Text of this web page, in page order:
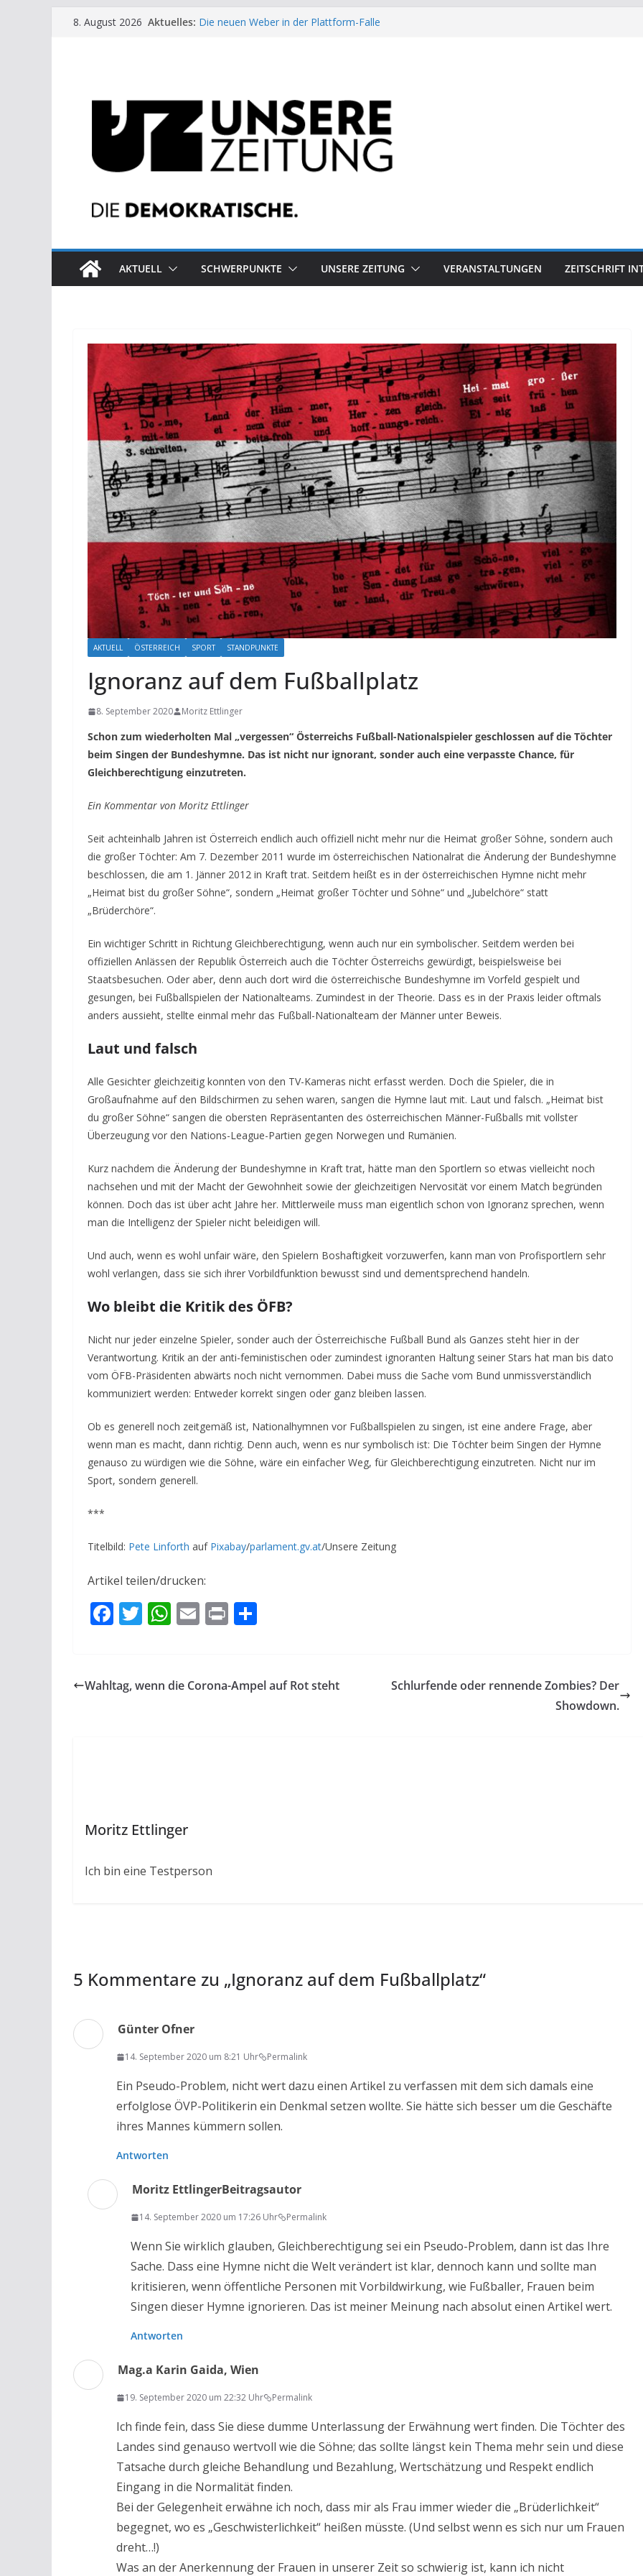
Zum8. August 2026 Aktuelles: Die neuen Weber in der Plattform-Falle
AKTUELL SCHWERPUNKTE UNSERE ZEITUNG VERANSTALTUNGEN ZEITSCHRIFT
AKTUELL ÖSTERREICH SPORT STANDPUNKTE
Ignoranz auf dem Fußballplatz
8. September 2020 Moritz Ettlinger
Schon zum wiederholten Mal „vergessen“ Österreichs Fußball-Nationalspieler geschlossen auf die Töchter
beim Singen der Bundeshymne. Das ist nicht nur ignorant, sonder auch eine verpasste Chance, für
Gleichberechtigung einzutreten.
Ein Kommentar von Moritz Ettlinger
Seit achteinhalb Jahren ist Österreich endlich auch offiziell nicht mehr nur die Heimat großer Söhne, sondern auch
die großer Töchter: Am 7. Dezember 2011 wurde im österreichischen Nationalrat die Änderung der Bundeshymne
beschlossen, die am 1. Jänner 2012 in Kraft trat. Seitdem heißt es in der österreichischen Hymne nicht mehr
„Heimat bist du großer Söhne“, sondern „Heimat großer Töchter und Söhne“ und „Jubelchöre“ statt
„Brüderchöre“.
Ein wichtiger Schritt in Richtung Gleichberechtigung, wenn auch nur ein symbolischer. Seitdem werden bei
offiziellen Anlässen der Republik Österreich auch die Töchter Österreichs gewürdigt, beispielsweise bei
Staatsbesuchen. Oder aber, denn auch dort wird die österreichische Bundeshymne im Vorfeld gespielt und
gesungen, bei Fußballspielen der Nationalteams. Zumindest in der Theorie. Dass es in der Praxis leider oftmals
anders aussieht, stellte einmal mehr das Fußball-Nationalteam der Männer unter Beweis.
Laut und falsch
Alle Gesichter gleichzeitig konnten von den TV-Kameras nicht erfasst werden. Doch die Spieler, die in
Großaufnahme auf den Bildschirmen zu sehen waren, sangen die Hymne laut mit. Laut und falsch. „Heimat bist
du großer Söhne“ sangen die obersten Repräsentanten des österreichischen Männer-Fußballs mit vollster
Überzeugung vor den Nations-League-Partien gegen Norwegen und Rumänien.
Kurz nachdem die Änderung der Bundeshymne in Kraft trat, hätte man den Sportlern so etwas vielleicht noch
nachsehen und mit der Macht der Gewohnheit sowie der gleichzeitigen Nervosität vor einem Match begründen
können. Doch das ist über acht Jahre her. Mittlerweile muss man eigentlich schon von Ignoranz sprechen, wenn
man die Intelligenz der Spieler nicht beleidigen will.
Und auch, wenn es wohl unfair wäre, den Spielern Boshaftigkeit vorzuwerfen, kann man von Profisportlern sehr
wohl verlangen, dass sie sich ihrer Vorbildfunktion bewusst sind und dementsprechend handeln.
Wo bleibt die Kritik des ÖFB?
Nicht nur jeder einzelne Spieler, sonder auch der Österreichische Fußball Bund als Ganzes steht hier in der
Verantwortung. Kritik an der anti-feministischen oder zumindest ignoranten Haltung seiner Stars hat man bis dato
vom ÖFB-Präsidenten abwärts noch nicht vernommen. Dabei muss die Sache vom Bund unmissverständlich
kommuniziert werden: Entweder korrekt singen oder ganz bleiben lassen.
Ob es generell noch zeitgemäß ist, Nationalhymnen vor Fußballspielen zu singen, ist eine andere Frage, aber
wenn man es macht, dann richtig. Denn auch, wenn es nur symbolisch ist: Die Töchter beim Singen der Hymne
genauso zu würdigen wie die Söhne, wäre ein einfacher Weg, für Gleichberechtigung einzutreten. Nicht nur im
Sport, sondern generell.
***
Titelbild: Pete Linforth auf Pixabay/parlament.gv.at/Unsere Zeitung
Artikel teilen/drucken:
F
b
T
er
W
s
E
l
Pr
n
Wahltag, wenn die Corona-Ampel auf Rot steht
Schlurfende oder rennende Zombies? Der
Showdown.
Moritz Ettlinger
Ich bin eine Testperson
5 Kommentare zu „Ignoranz auf dem Fußballplatz“
Günter Ofner
14. September 2020 um 8:21 Uhr Permalink
Ein Pseudo-Problem, nicht wert dazu einen Artikel zu verfassen mit dem sich damals eine
erfolglose ÖVP-Politikerin ein Denkmal setzen wollte. Sie hätte sich besser um die Geschäfte
ihres Mannes kümmern sollen.
Antworten
Moritz EttlingerBeitragsautor
14. September 2020 um 17:26 Uhr Permalink
Wenn Sie wirklich glauben, Gleichberechtigung sei ein Pseudo-Problem, dann ist das Ihre
Sache. Dass eine Hymne nicht die Welt verändert ist klar, dennoch kann und sollte man
kritisieren, wenn öffentliche Personen mit Vorbildwirkung, wie Fußballer, Frauen beim
Singen dieser Hymne ignorieren. Das ist meiner Meinung nach absolut einen Artikel wert.
Antworten
Mag.a Karin Gaida, Wien
19. September 2020 um 22:32 Uhr Permalink
Ich finde fein, dass Sie diese dumme Unterlassung der Erwähnung wert finden. Die Töchter des
Landes sind genauso wertvoll wie die Söhne; das sollte längst kein Thema mehr sein und diese
Tatsache durch gleiche Behandlung und Bezahlung, Wertschätzung und Respekt endlich
Eingang in die Normalität finden.
Bei der Gelegenheit erwähne ich noch, dass mir als Frau immer wieder die „Brüderlichkeit“
begegnet, wo es „Geschwisterlichkeit“ heißen müsste. (Und selbst wenn es sich nur um Frauen
dreht…!)
Was an der Anerkennung der Frauen in unserer Zeit so schwierig ist, kann ich nicht